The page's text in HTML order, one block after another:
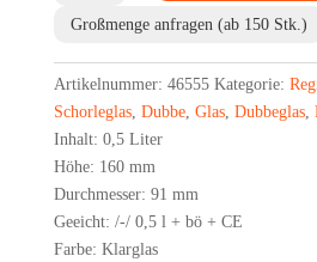
Menge
Großmenge anfragen (ab 150 Stk.)
Artikelnummer: 46555 Kategorie:
Schorleglas, Dubbe, Glas, Dubbeglas,
Inhalt: 0,5 Liter
Höhe: 160 mm
Durchmesser: 91 mm
Geeicht: /-/ 0,5 l + bö + CE
Farbe: Klarglas